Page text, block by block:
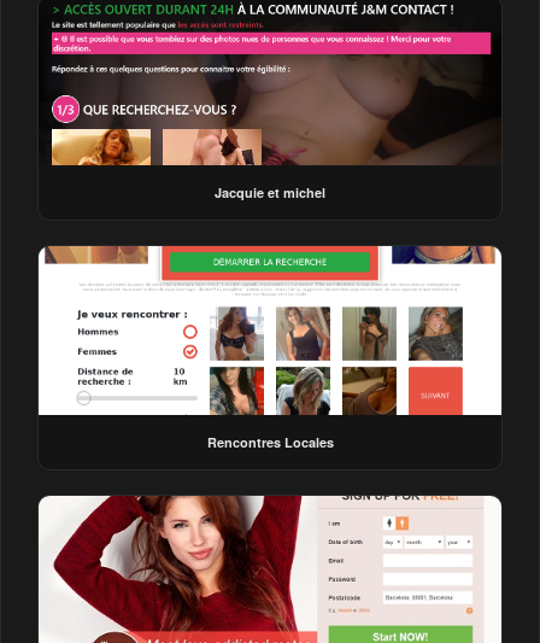
Jacquie et michel
Rencontres Locales